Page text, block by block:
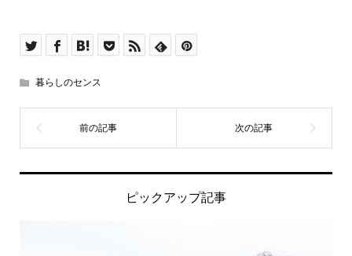
暮らしのセンス
ピックアップ記事